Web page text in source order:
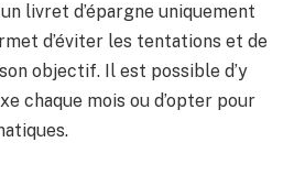
livret d’épargne uniquement
d’éviter les tentations et de
objectif. Il est possible d’y
chaque mois ou d’opter pour